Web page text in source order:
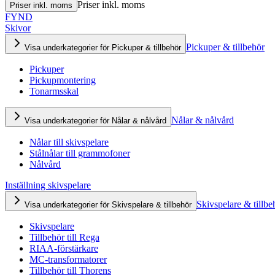
Priser inkl. moms Priser inkl. moms
FYND
Skivor
Visa underkategorier för Pickuper & tillbehör Pickuper & tillbehör
Pickuper
Pickupmontering
Tonarmsskal
Visa underkategorier för Nålar & nålvård Nålar & nålvård
Nålar till skivspelare
Stålnålar till grammofoner
Nålvård
Inställning skivspelare
Visa underkategorier för Skivspelare & tillbehör Skivspelare &
Skivspelare
Tillbehör till Rega
RIAA-förstärkare
MC-transformatorer
Tillbehör till Thorens